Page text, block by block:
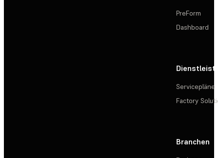
PreForm
Dashboard
Servicepläne
Factory
Branchen